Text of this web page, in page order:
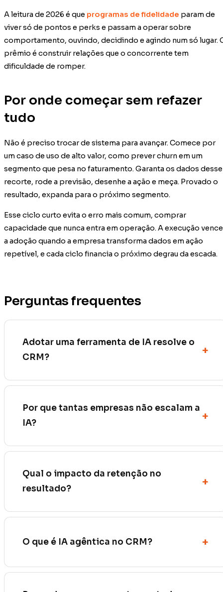
A leitura de 2026 é que programas de fidelidade param de
viver só de pontos e perks e passam a operar sobre
comportamento, ouvindo, decidindo e agindo num só lugar.
prêmio é construir relações que o concorrente tem
dificuldade de romper.
Por onde começar sem refazer
tudo
Não é preciso trocar de sistema para avançar. Comece por
um caso de uso de alto valor, como prever churn em um
segmento que pesa no faturamento. Garanta os dados desse
recorte, rode a previsão, desenhe a ação e meça. Provado o
resultado, expanda para o próximo segmento.
Esse ciclo curto evita o erro mais comum, comprar
capacidade que nunca entra em operação. A execução vence
a adoção quando a empresa transforma dados em ação
repetível, e cada ciclo financia o próximo degrau da escada.
Perguntas frequentes
Adotar uma ferramenta de IA resolve o
CRM?
Por que tantas empresas não escalam a
IA?
Qual o impacto da retenção no
resultado?
O que é IA agêntica no CRM?